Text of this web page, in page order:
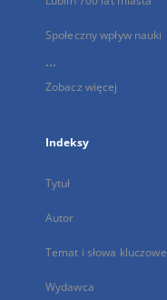
Społeczny wpływ nauki
...
Zobacz więcej
Indeksy
Tytuł
Autor
Temat i słowa kluczowe
Wydawca